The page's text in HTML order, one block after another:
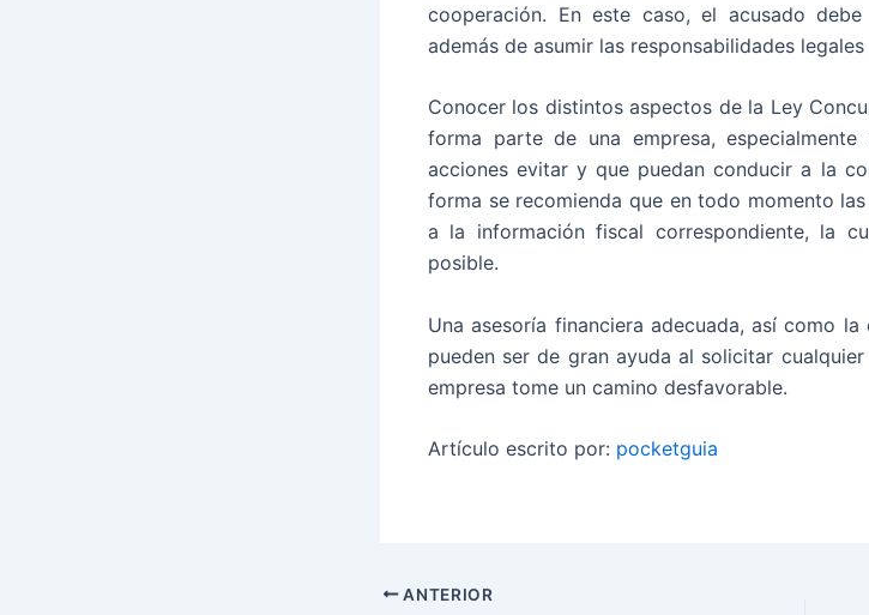
cooperación. En este caso, el acusado
además de asumir las responsabilidades
Conocer los distintos aspectos de la Ley
forma parte de una empresa,
acciones evitar y que puedan conducir a la
forma se recomienda que en todo momento
a la información fiscal correspondiente, la
posible.
Una asesoría financiera adecuada, así como
pueden ser de gran ayuda al solicitar
empresa tome un camino desfavorable.
Artículo escrito por: pocketguia
ANTERIOR